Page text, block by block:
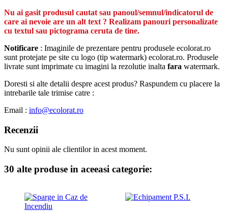
Nu ai gasit produsul cautat sau panoul/semnul/indicatorul de
care ai nevoie are un alt text ? Realizam panouri personalizate
cu textul sau pictograma ceruta de tine.
Notificare : Imaginile de prezentare pentru produsele ecolorat.ro
sunt protejate pe site cu logo (tip watermark) ecolorat.ro. Produsele
livrate sunt imprimate cu imagini la rezolutie inalta fara watermark.
Doresti si alte detalii despre acest produs? Raspundem cu placere la
intrebarile tale trimise catre :
Email : info@ecolorat.ro
Recenzii
Nu sunt opinii ale clientilor in acest moment.
30 alte produse in aceeasi categorie: